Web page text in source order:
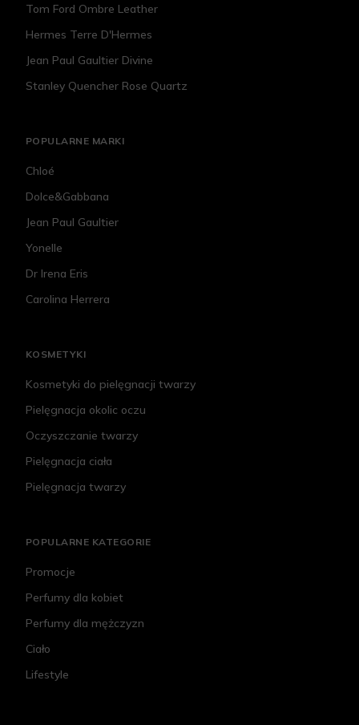
Tom Ford Ombre Leather
Hermes Terre D'Hermes
Jean Paul Gaultier Divine
Stanley Quencher Rose Quartz
POPULARNE MARKI
Chloé
Dolce&Gabbana
Jean Paul Gaultier
Yonelle
Dr Irena Eris
Carolina Herrera
KOSMETYKI
Kosmetyki do pielęgnacji twarzy
Pielęgnacja okolic oczu
Oczyszczanie twarzy
Pielęgnacja ciała
Pielęgnacja twarzy
POPULARNE KATEGORIE
Promocje
Perfumy dla kobiet
Perfumy dla mężczyzn
Ciało
Lifestyle